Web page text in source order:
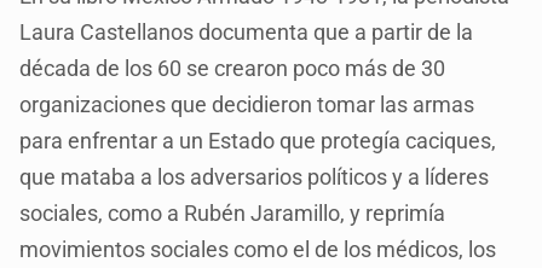
Laura Castellanos documenta que a partir de la
década de los 60 se crearon poco más de 30
organizaciones que decidieron tomar las armas
para enfrentar a un Estado que protegía caciques,
que mataba a los adversarios políticos y a líderes
sociales, como a Rubén Jaramillo, y reprimía
movimientos sociales como el de los médicos, los